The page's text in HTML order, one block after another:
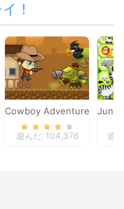
！
Breakfast
Cowboy Adventures
遊んだ: 104,376 遊